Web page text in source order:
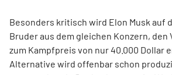
Besonders kritisch wird Elon Musk auf
Bruder aus dem gleichen Konzern, den
zum Kampfpreis von nur 40.000 Dollar
Alternative wird offenbar schon